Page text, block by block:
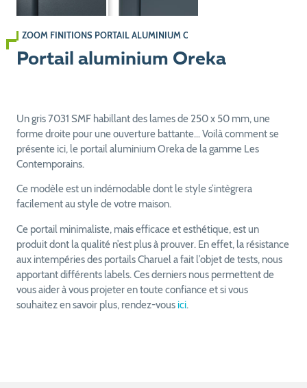
ZOOM FINITIONS PORTAIL ALUMINIUM OREKA
Portail aluminium Oreka
Un gris 7031 SMF habillant des lames de 250 x 50 mm, une
forme droite pour une ouverture battante… Voilà comment se
présente ici, le portail aluminium Oreka de la gamme Les
Contemporains.
Ce modèle est un indémodable dont le style s’intègrera
facilement au style de votre maison.
Ce portail minimaliste, mais efficace et esthétique, est un
produit dont la qualité n’est plus à prouver. En effet, la résistance
aux intempéries des portails Charuel a fait l’objet de tests, nous
apportant différents labels. Ces derniers nous permettent de
vous aider à vous projeter en toute confiance et si vous
souhaitez en savoir plus, rendez-vous ici.